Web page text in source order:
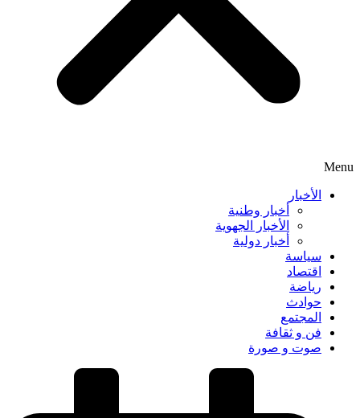
Menu
الأخبار
أخبار وطنية
الأخبار الجهوية
أخبار دولية
سياسة
اقتصاد
رياضة
حوادث
المجتمع
فن و ثقافة
صوت و صورة